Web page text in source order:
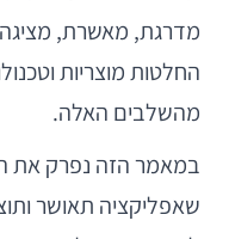
מדרגת, מאשרת,
החלטות מוצריות
מהשלבים האלה.
במאמר הזה נפרק את
שאפליקציה תאושר